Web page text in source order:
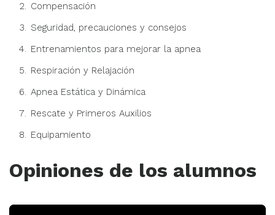
Compensación
Seguridad, precauciones y consejos
Entrenamientos para mejorar la apnea
Respiración y Relajación
Apnea Estática y Dinámica
Rescate y Primeros Auxilios
Equipamiento
Opiniones de los alumnos